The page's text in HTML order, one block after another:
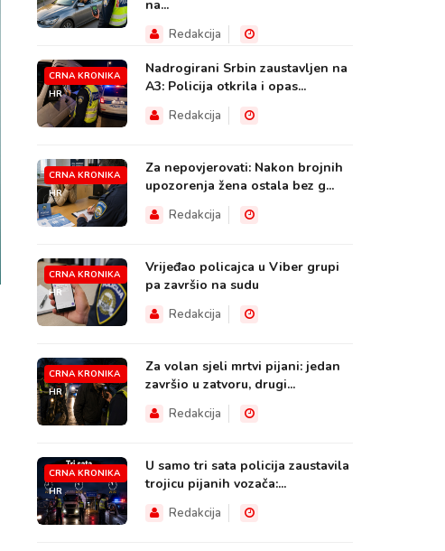
na...
Redakcija
CRNA KRONIKA
HR
Nadrogirani Srbin zaustavljen na
A3: Policija otkrila i opas...
Redakcija
CRNA KRONIKA
HR
Za nepovjerovati: Nakon brojnih
upozorenja žena ostala bez g...
Redakcija
CRNA KRONIKA
HR
Vrijeđao policajca u Viber grupi
pa završio na sudu
Redakcija
CRNA KRONIKA
HR
Za volan sjeli mrtvi pijani: jedan
završio u zatvoru, drugi...
Redakcija
CRNA KRONIKA
HR
U samo tri sata policija zaustavila
trojicu pijanih vozača:...
Redakcija